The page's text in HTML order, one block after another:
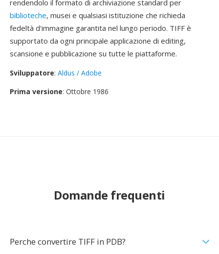
rendendolo il formato di archiviazione standard per
biblioteche, musei e qualsiasi istituzione che richieda
fedeltà d'immagine garantita nel lungo periodo. TIFF è
supportato da ogni principale applicazione di editing,
scansione e pubblicazione su tutte le piattaforme.
Sviluppatore: Aldus / Adobe
Prima versione: Ottobre 1986
Domande frequenti
Perche convertire TIFF in PDB?